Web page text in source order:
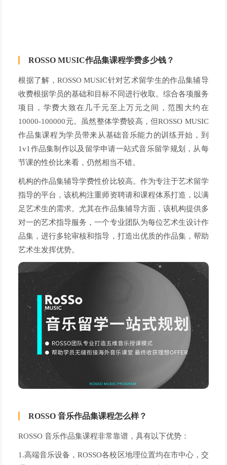
ROSSO MUSIC作品集课程学费多少钱？
根据了解，ROSSO MUSIC针对艺术留学生的作品集辅导
收费根据学员的基础和目标不同进行收取。综合各项服务
项目，学费大致在几千元至上万元之间，范围大约在
10000-100000元。虽然整体学费较高，但ROSSO MUSIC
作品集课程为学员带来从基础音乐能力的训练开始，到
1v1作品集制作以及留学申请一站式音乐留学规划，从每
节课的性价比来看，仍然相当不错。
机构的作品集辅导学费性价比较高。作为专注于艺术留学
指导的平台，该机构注重师资聘请和课程体系打造，以满
足艺术生的需求。尤其在作品集辅导方面，该机构提供多
对一的艺术指导服务，一个专业团队为每位艺术生设计作
品集，进行多轮审核和指导，打造出优质的作品集，帮助
艺术生发挥优势。
ROSSO 音乐作品集课程怎么样？
ROSSO 音乐作品集课程非常靠谱，具有以下优势：
1.高端音乐设备，ROSSO各校区地理位置均在市中心，交